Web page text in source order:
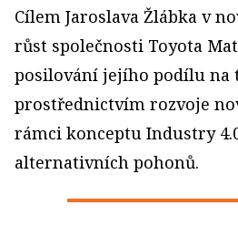
Cílem Jaroslava Žlábka v
růst společnosti Toyota
posilování jejího podílu na
prostřednictvím rozvoje
rámci konceptu Industry
alternativních pohonů.